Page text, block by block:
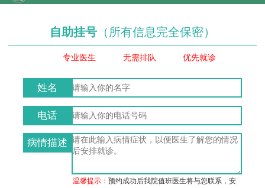
自助挂号 （所有信息完全保密）
专业医生 无需排队 优先就诊
姓名
电话
病情描述
温馨提示：预约成功后我院值班医生将与您联系，安